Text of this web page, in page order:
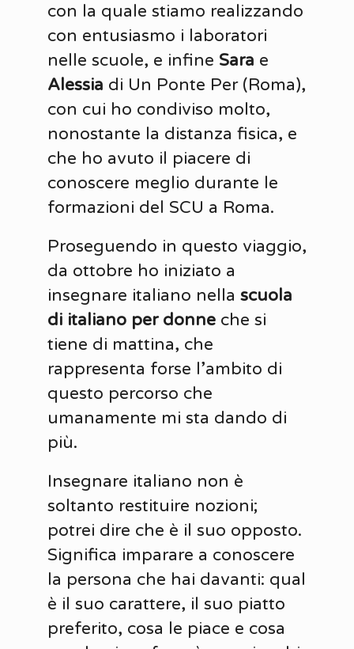
con la quale stiamo realizzando
con entusiasmo i laboratori
nelle scuole, e infine Sara e
Alessia di Un Ponte Per (Roma),
con cui ho condiviso molto,
nonostante la distanza fisica, e
che ho avuto il piacere di
conoscere meglio durante le
formazioni del SCU a Roma.
Proseguendo in questo viaggio,
da ottobre ho iniziato a
insegnare italiano nella scuola
di italiano per donne che si
tiene di mattina, che
rappresenta forse l’ambito di
questo percorso che
umanamente mi sta dando di
più.
Insegnare italiano non è
soltanto restituire nozioni;
potrei dire che è il suo opposto.
Significa imparare a conoscere
la persona che hai davanti: qual
è il suo carattere, il suo piatto
preferito, cosa le piace e cosa